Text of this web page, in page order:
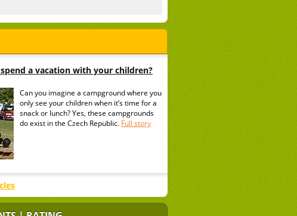
a vacation with your children?
Can you imagine a campground where you
only see your children when it’s time for a
snack or lunch? Yes, these campgrounds
do exist in the Czech Republic. Full story